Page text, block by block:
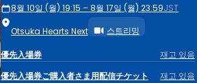
8월 10일 (월) 19:15 – 8월 17일 (월) 23:59JST
Otsuka Hearts Next
스트리밍
優先入場券 재고 있음
優先入場券ご購入者さま用配信チケット
재고 있음